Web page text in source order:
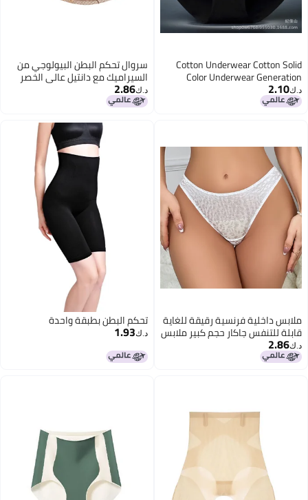
Cotton Underwear Cotton Solid
Color Underwear Generation
Assembly Packaging M-4Xl Tmall
Large Size
د.ك‏2.10
سروال تحكم البطن البيولوجي من
السيراميك مع دانتيل عالي الخصر
وشكل ثلاثي الأبعاد لرفع المؤخرة
د.ك‏2.86
ملابس داخلية فرنسية رقيقة للغاية
قابلة للتنفس جاكار حجم كبير ملابس
داخلية قطنية نقية رفع الورك خصر
منخفض سراويل قصيرة
د.ك‏2.86
تحكم البطن بطبقة واحدة
د.ك‏1.93